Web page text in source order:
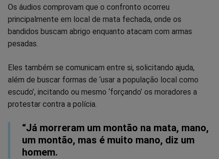
Os áudios comprovam que o confronto ocorreu
principalmente em local de mata fechada, onde os
bandidos buscam abrigo enquanto atacam com armas
pesadas.
Eles também se comunicam entre si, solicitando ajuda,
além de buscar formas de ‘usar a população local como
escudo’, incitando ou mesmo ‘forçando’ os moradores a
protestar contra a polícia.
“Já morreram um montão na mata, mano,
um montão, mas é muito mano, diz um
homem.